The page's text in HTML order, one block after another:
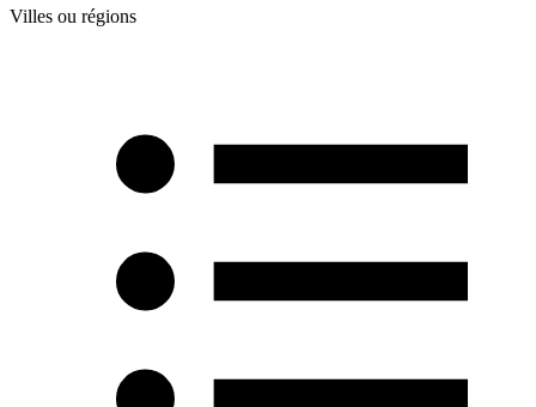
Villes ou régions